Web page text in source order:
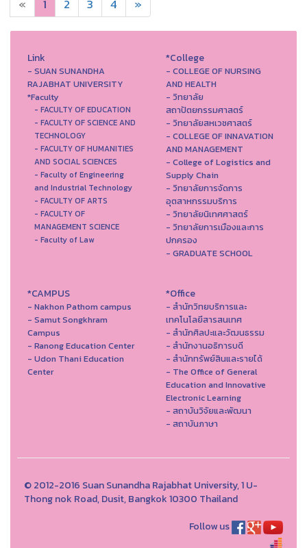
« 1 2 3 4 »
Link
- SUAN SUNANDHA
RAJABHAT UNIVERSITY
*Faculty
- FACULTY OF EDUCATION
- FACULTY OF SCIENCE AND
TECHNOLOGY
- FACULTY OF HUMANITIES
AND SOCIAL SCIENCES
- Faculty of Engineering
and Industrial Technology
- FACULTY OF ARTS
- FACULTY OF
MANAGEMENT SCIENCE
- Faculty of Law
*College
- COLLEGE OF NURSING
AND HEALTH
- วิทยาลัย
สถาปัตยกรรมศาสตร์
- วิทยาลัยสหเวชศาสตร์
- COLLEGE OF INNAVATION
AND MANAGEMENT
- College of Logistics and
Supply Chain
- วิทยาลัยการจัดการ
อุตสาหกรรมบริการ
- วิทยาลัยนิเทศศาสตร์
- วิทยาลัยการเมืองและการ
ปกครอง
- GRADUATE SCHOOL
*CAMPUS
- Nakhon Pathom campus
- Samut Songkhram
Campus
- Ranong Education Center
- Udon Thani Education
Center
*Office
- สำนักวิทยบริการและ
เทคโนโลยีสารสนเทศ
- สํานักศิลปะและวัฒนธรรม
- สำนักงานอธิการบดี
- สำนักทรัพย์สินและรายได้
- The Office of General
Education and Innovative
Electronic Learning
- สถาบันวิจัยและพัฒนา
- สถาบันภาษา
© 2012-2016 Suan Sunandha Rajabhat University, 1 U-
Thong nok Road, Dusit, Bangkok 10300 Thailand
Follow us